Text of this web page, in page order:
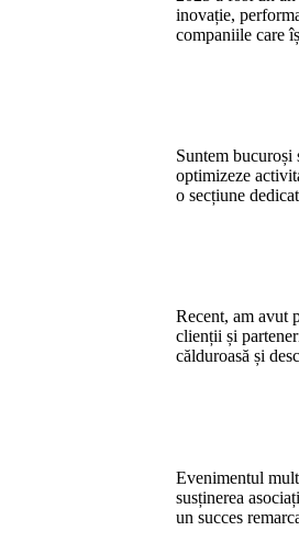
inovație,
companiile care
Suntem bucuroși
optimizeze
o secțiune
Recent, am avut
clienții și
călduroasă și
Evenimentul
susținerea
un succes